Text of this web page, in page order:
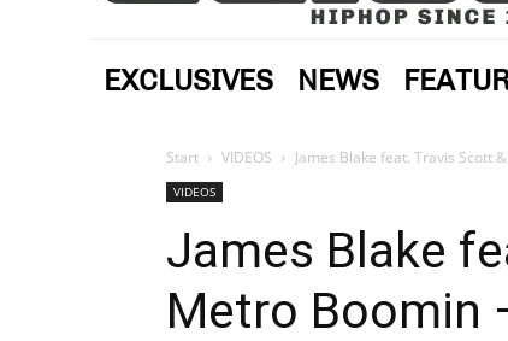
EXCLUSIVES NEWS
Start VIDEOS James Blake feat. Travis Scott
VIDEOS
James Blake
Metro Boomin